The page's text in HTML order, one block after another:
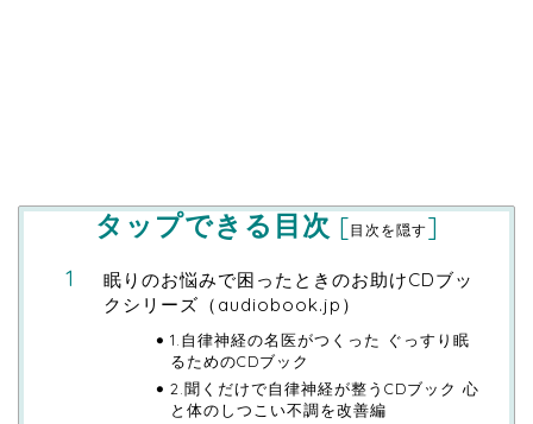
タップできる目次 [目次を隠す]
眠りのお悩みで困ったときのお助けCDブッ
クシリーズ（audiobook.jp）
1.自律神経の名医がつくった ぐっすり眠
るためのCDブック
2.聞くだけで自律神経が整うCDブック 心
と体のしつこい不調を改善編